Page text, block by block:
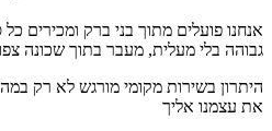
אנחנו פועלים מתוך בני ברק ומכירים
גבוהה בלי מעלית, מעבר בתוך שכונה
היתרון בשירות מקומי מורגש לא רק
את עצמנו אליך